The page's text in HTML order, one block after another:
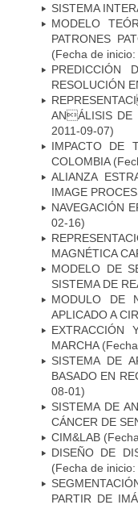
SISTEMA
MODELO
PATRONES
(Fecha de
PREDICCIÓN
RESOLUCIÓN
ANÁLISIS DE
2011-09-07)
IMPACTO DE
COLOMBIA
ALIANZA
IMAGE
NAVEGACIÓN
02-16)
MAGNÉTICA
MODELO DE
SISTEMA DE
MODULO DE
APLICADO A
EXTRACCIÓN
MARCHA
SISTEMA DE
BASADO EN
08-01)
SISTEMA DE
CÁNCER DE
CIM&LAB
DISEÑO DE
(Fecha de
PARTIR DE